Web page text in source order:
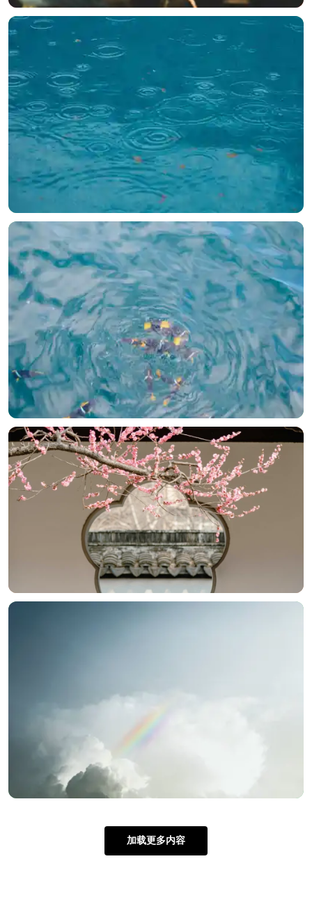
加载更多内容